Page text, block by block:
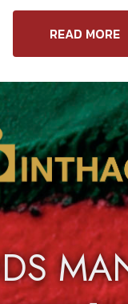
READ MORE